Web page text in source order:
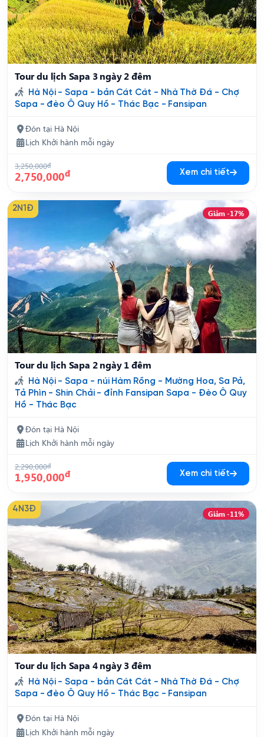
Tour du lịch Sapa 3 ngày 2 đêm
Hà Nội - Sapa - bản Cát Cát - Nhà Thờ Đá - Chợ
Sapa - đèo Ô Quy Hồ - Thác Bạc - Fansipan
Đón tại Hà Nội
Lịch Khởi hành mỗi ngày
3,250,000đ
2,750,000đ Xem chi tiết
2N1Đ Giảm -17%
Tour du lịch Sapa 2 ngày 1 đêm
Hà Nội - Sapa - núi Hàm Rồng - Mường Hoa, Sa Pả,
Tả Phìn - Shin Chải - đỉnh Fansipan Sapa - Đèo Ô Quy
Hồ - Thác Bạc
Đón tại Hà Nội
Lịch Khởi hành mỗi ngày
2,290,000đ
1,950,000đ Xem chi tiết
4N3Đ Giảm -11%
Tour du lịch Sapa 4 ngày 3 đêm
Hà Nội - Sapa - bản Cát Cát - Nhà Thờ Đá - Chợ
Sapa - đèo Ô Quy Hồ - Thác Bạc - Fansipan
Đón tại Hà Nội
Lịch Khởi hành mỗi ngày